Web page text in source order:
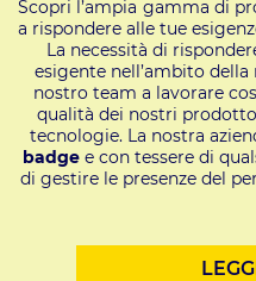
Scopri l’ampia gamma di
a rispondere alle tue
La necessità di
esigente nell’ambito della
nostro team a lavorare
qualità dei nostri
tecnologie. La nostra
badge e con tessere di
di gestire le presenze del
I nostri terminali dal
adatti a qualsiasi tipo di